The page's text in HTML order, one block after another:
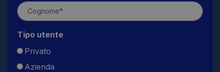
Tipo utente
Privato
Azienda